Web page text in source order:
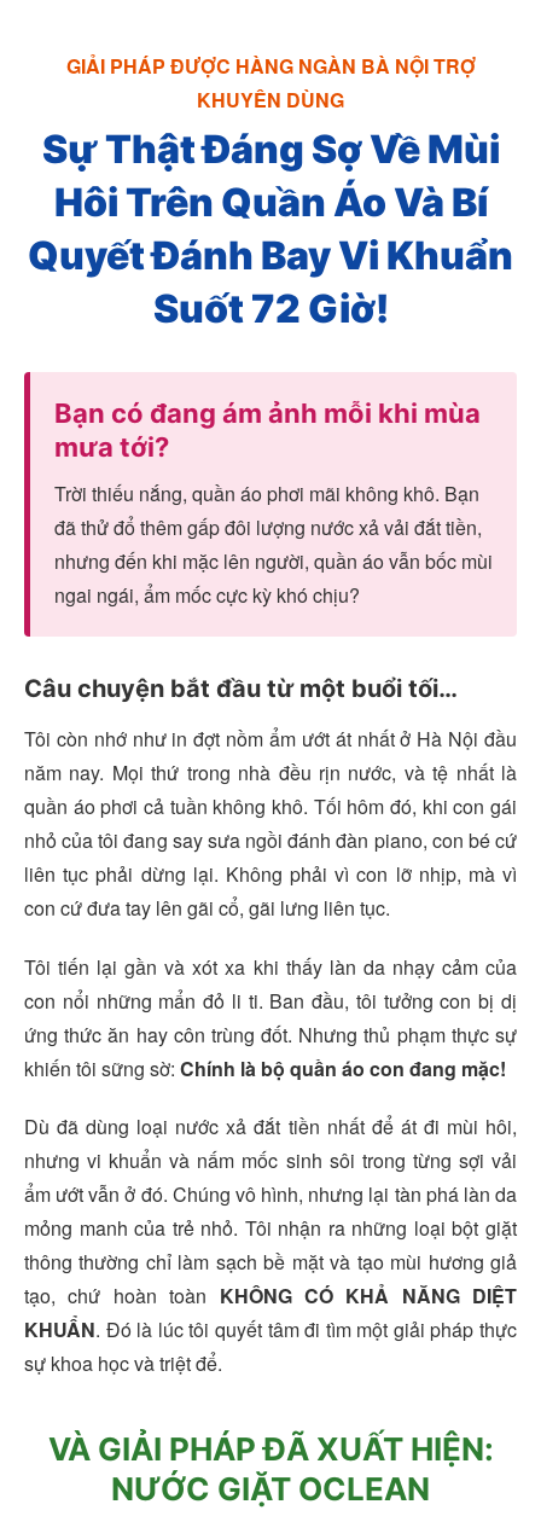
GIẢI PHÁP ĐƯỢC HÀNG NGÀN BÀ NỘI TRỢ
KHUYÊN DÙNG
Sự Thật Đáng Sợ Về Mùi
Hôi Trên Quần Áo Và Bí
Quyết Đánh Bay Vi Khuẩn
Suốt 72 Giờ!
Bạn có đang ám ảnh mỗi khi mùa
mưa tới?
Trời thiếu nắng, quần áo phơi mãi không khô. Bạn
đã thử đổ thêm gấp đôi lượng nước xả vải đắt tiền,
nhưng đến khi mặc lên người, quần áo vẫn bốc mùi
ngai ngái, ẩm mốc cực kỳ khó chịu?
Câu chuyện bắt đầu từ một buổi tối…
Tôi còn nhớ như in đợt nồm ẩm ướt át nhất ở Hà Nội đầu
năm nay. Mọi thứ trong nhà đều rịn nước, và tệ nhất là
quần áo phơi cả tuần không khô. Tối hôm đó, khi con gái
nhỏ của tôi đang say sưa ngồi đánh đàn piano, con bé cứ
liên tục phải dừng lại. Không phải vì con lỡ nhịp, mà vì
con cứ đưa tay lên gãi cổ, gãi lưng liên tục.
Tôi tiến lại gần và xót xa khi thấy làn da nhạy cảm của
con nổi những mẩn đỏ li ti. Ban đầu, tôi tưởng con bị dị
ứng thức ăn hay côn trùng đốt. Nhưng thủ phạm thực sự
khiến tôi sững sờ: Chính là bộ quần áo con đang mặc!
Dù đã dùng loại nước xả đắt tiền nhất để át đi mùi hôi,
nhưng vi khuẩn và nấm mốc sinh sôi trong từng sợi vải
ẩm ướt vẫn ở đó. Chúng vô hình, nhưng lại tàn phá làn da
mỏng manh của trẻ nhỏ. Tôi nhận ra những loại bột giặt
thông thường chỉ làm sạch bề mặt và tạo mùi hương giả
tạo, chứ hoàn toàn KHÔNG CÓ KHẢ NĂNG DIỆT
KHUẨN. Đó là lúc tôi quyết tâm đi tìm một giải pháp thực
sự khoa học và triệt để.
VÀ GIẢI PHÁP ĐÃ XUẤT HIỆN:
NƯỚC GIẶT OCLEAN